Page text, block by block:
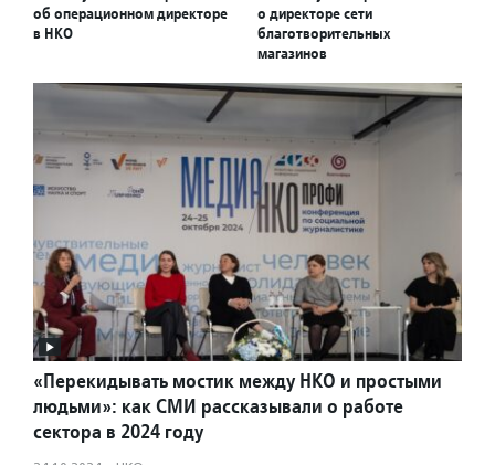
об операционном директоре
в НКО
о директоре сети
благотворительных
магазинов
«Перекидывать мостик между НКО и простыми
людьми»: как СМИ рассказывали о работе
сектора в 2024 году